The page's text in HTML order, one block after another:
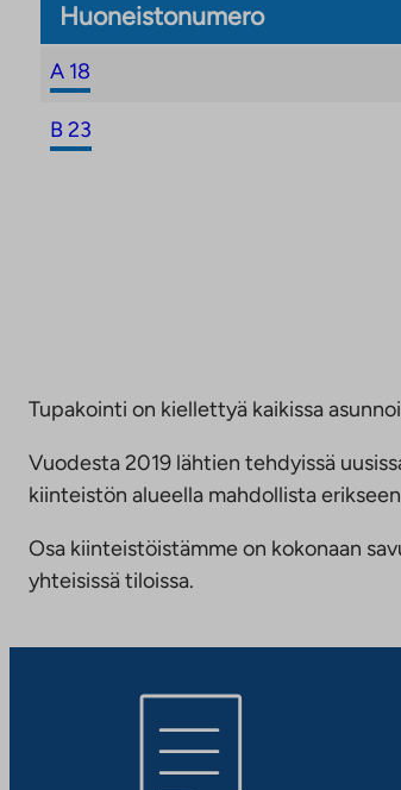
Huoneistonumero
A 18
B 23
Tupakointi on kiellettyä kaikissa
Vuodesta 2019 lähtien tehdyissä
kiinteistön alueella mahdollista
Osa kiinteistöistämme on kokonaan
yhteisissä tiloissa.